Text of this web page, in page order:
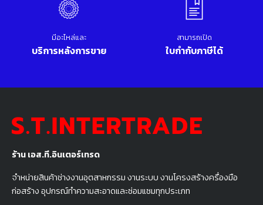
ร้าน เอส.ที.อินเตอร์เทรด
จำหน่ายสินค้าช่างงานอุตสาหกรรม งานระบบ งานโครงสร้างครื่องมือ
ก่อสร้าง อุปกรณ์ทำความสะอาดและซ่อมแซมทุกประเภท
มีอะไหล่และ
บริการหลังการขาย
สามารถเปิด
ใบกำกับภาษีได้